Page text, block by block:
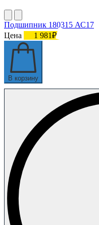
Подшипник 180315 АС17
Цена
1 981₽
В корзину